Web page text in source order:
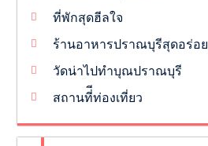
ที่พักสุดฮีลใจ
ร้านอาหารปราณบุรีสุดอร่อย
วัดน่าไปทำบุณปราณบุรี
สถานที่ีท่องเที่ยว